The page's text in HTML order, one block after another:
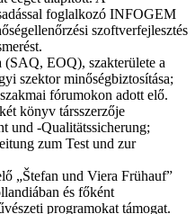
foglalkozó INFOGEM
szoftverfejlesztés
(SAQ, EOQ), szakterülete a
szektor minőségbiztosítása;
fórumokon adott elő.
könyv társszerzője
und -Qualitätssicherung;
zum Test und zur
„Štefan und Viera Frühauf”
és főként
programokat támogat.